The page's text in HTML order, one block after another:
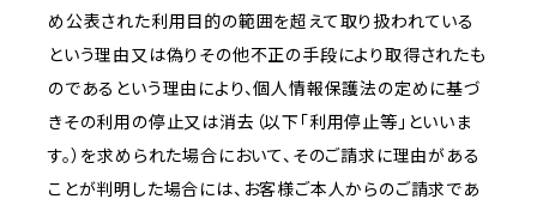
め公表された利用目的の範囲を超えて取り扱われている
という理由又は偽りその他不正の手段により取得されたも
のであるという理由により、個人情報保護法の定めに基づ
きその利用の停止又は消去（以下「利用停止等」といいま
す。）を求められた場合において、そのご請求に理由がある
ことが判明した場合には、お客様ご本人からのご請求であ